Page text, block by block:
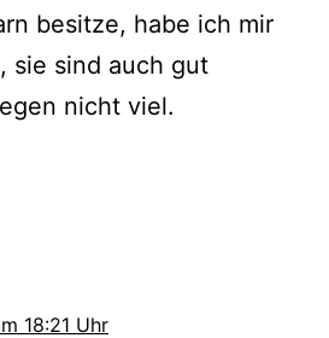
besitze, habe ich mir
sie sind auch gut
nicht viel.
18:21 Uhr